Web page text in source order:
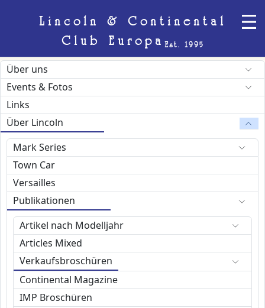
Lincoln & Continental
Club Europa Est. 1995
Über uns
Events & Fotos
Links
Über Lincoln
Mark Series
Town Car
Versailles
Publikationen
Artikel nach Modelljahr
Articles Mixed
Verkaufsbroschüren
Continental Magazine
IMP Broschüren